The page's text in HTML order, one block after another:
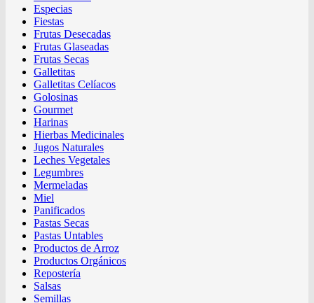
Especias
Fiestas
Frutas Desecadas
Frutas Glaseadas
Frutas Secas
Galletitas
Galletitas Celíacos
Golosinas
Gourmet
Harinas
Hierbas Medicinales
Jugos Naturales
Leches Vegetales
Legumbres
Mermeladas
Miel
Panificados
Pastas Secas
Pastas Untables
Productos de Arroz
Productos Orgánicos
Repostería
Salsas
Semillas